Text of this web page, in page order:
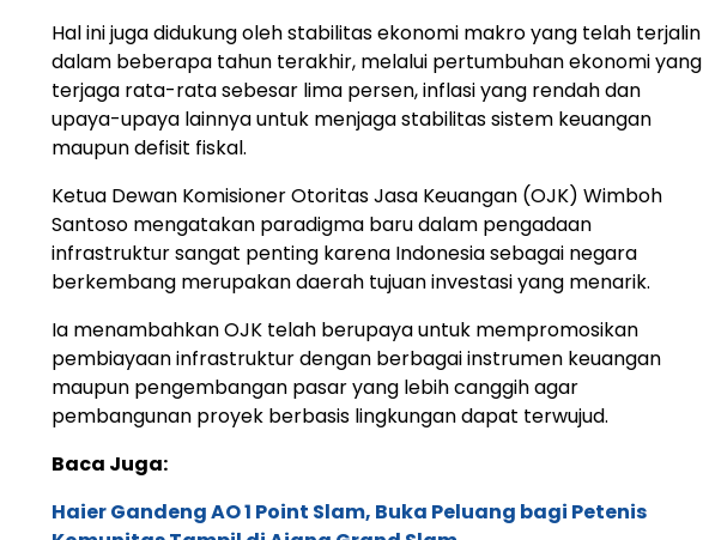
Hal ini juga didukung oleh stabilitas ekonomi makro yang telah terjalin
dalam beberapa tahun terakhir, melalui pertumbuhan ekonomi yang
terjaga rata-rata sebesar lima persen, inflasi yang rendah dan
upaya-upaya lainnya untuk menjaga stabilitas sistem keuangan
maupun defisit fiskal.
Ketua Dewan Komisioner Otoritas Jasa Keuangan (OJK) Wimboh
Santoso mengatakan paradigma baru dalam pengadaan
infrastruktur sangat penting karena Indonesia sebagai negara
berkembang merupakan daerah tujuan investasi yang menarik.
Ia menambahkan OJK telah berupaya untuk mempromosikan
pembiayaan infrastruktur dengan berbagai instrumen keuangan
maupun pengembangan pasar yang lebih canggih agar
pembangunan proyek berbasis lingkungan dapat terwujud.
Baca Juga:
Haier Gandeng AO 1 Point Slam, Buka Peluang bagi Petenis